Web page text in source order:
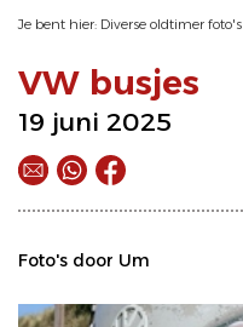
Je bent hier: Diverse oldtimer foto's
VW busjes
19 juni 2025
Foto's door Um